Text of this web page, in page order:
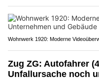
Wohnwerk 1920: Moderne
Zug ZG: Autofahrer
Unfallursache noch